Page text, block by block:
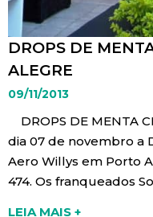
DROPS DE
ALEGRE
09/11/2013
DROPS DE MENTA
dia 07 de novembro a
Aero Willys em Porto
474. Os franqueados
LEIA MAIS +